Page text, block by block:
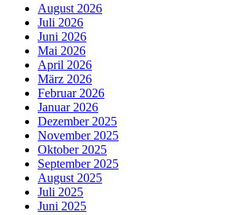
August 2026
Juli 2026
Juni 2026
Mai 2026
April 2026
März 2026
Februar 2026
Januar 2026
Dezember 2025
November 2025
Oktober 2025
September 2025
August 2025
Juli 2025
Juni 2025